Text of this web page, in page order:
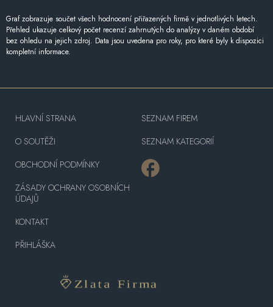
Graf zobrazuje součet všech hodnocení přiřazených firmě v jednotlivých letech.
Přehled ukazuje celkový počet recenzí zahrnutých do analýzy v daném období
bez ohledu na jejich zdroj. Data jsou uvedena pro roky, pro které byly k dispozici
kompletní informace.
HLAVNÍ STRANA
O SOUTĚŽI
OBCHODNÍ PODMÍNKY
ZÁSADY OCHRANY OSOBNÍCH
ÚDAJŮ
KONTAKT
PŘIHLÁŠKA
SEZNAM FIREM
SEZNAM KATEGORIÍ